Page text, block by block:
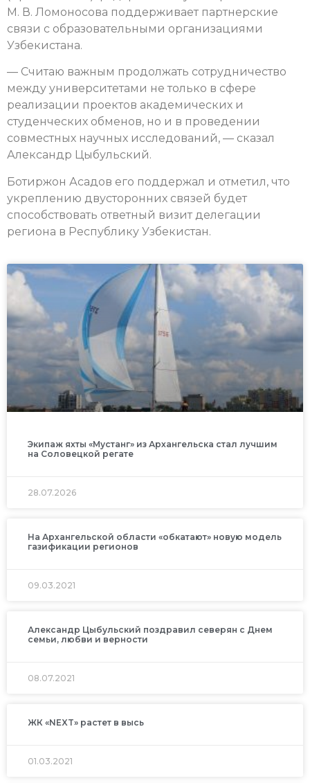
М. В. Ломоносова поддерживает партнерские
связи с образовательными организациями
Узбекистана.
— Считаю важным продолжать сотрудничество
между университетами не только в сфере
реализации проектов академических и
студенческих обменов, но и в проведении
совместных научных исследований, — сказал
Александр Цыбульский.
Ботиржон Асадов его поддержал и отметил, что
укреплению двусторонних связей будет
способствовать ответный визит делегации
региона в Республику Узбекистан.
Экипаж яхты «Мустанг» из Архангельска стал лучшим
на Соловецкой регате
28.07.2026
На Архангельской области «обкатают» новую модель
газификации регионов
09.03.2021
Александр Цыбульский поздравил северян с Днем
семьи, любви и верности
08.07.2021
ЖК «NEXT» растет в высь
01.03.2021